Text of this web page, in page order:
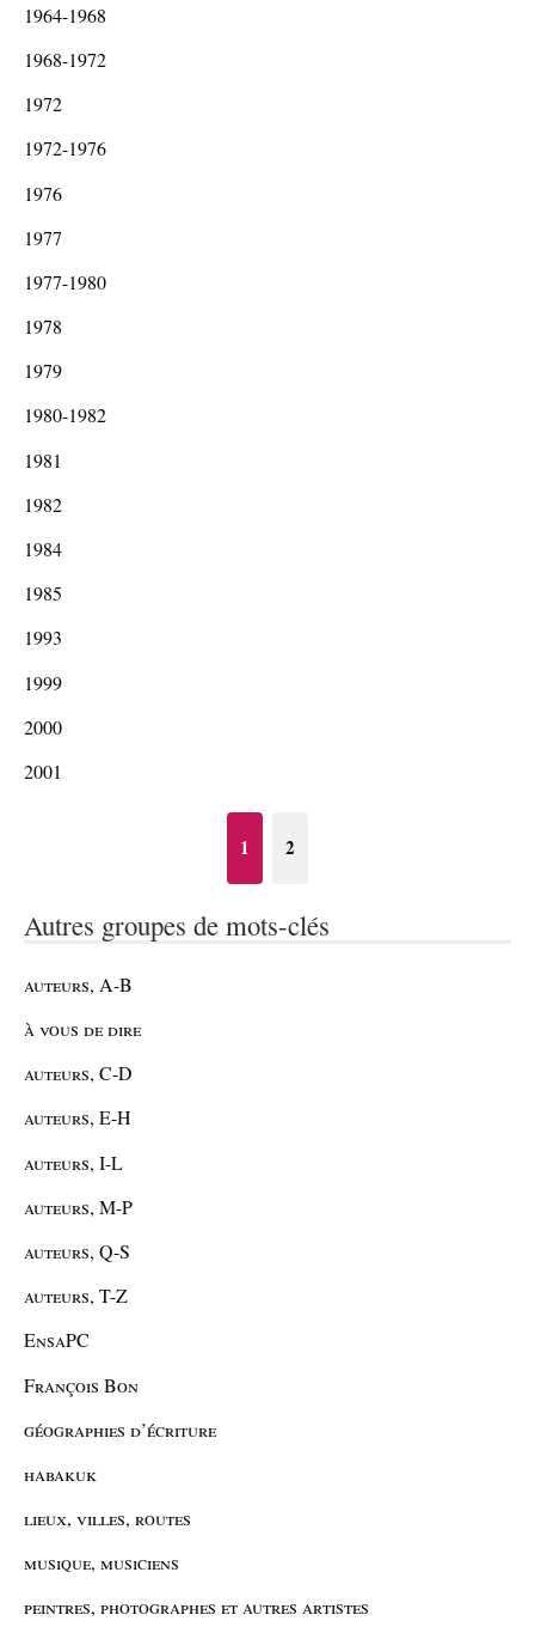
1964-1968
1968-1972
1972
1972-1976
1976
1977
1977-1980
1978
1979
1980-1982
1981
1982
1984
1985
1993
1999
2000
2001
1 2
Autres groupes de mots-clés
auteurs, A-B
à vous de dire
auteurs, C-D
auteurs, E-H
auteurs, I-L
auteurs, M-P
auteurs, Q-S
auteurs, T-Z
EnsaPC
François Bon
géographies d’écriture
habakuk
lieux, villes, routes
musique, musiciens
peintres, photographes et autres artistes